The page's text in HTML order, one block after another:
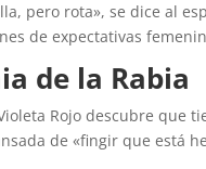
pero rota», se dice al
de expectativas
de la Rabia
Rojo descubre que
de «fingir que está